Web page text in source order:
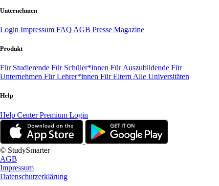
Unternehmen
Login Impressum FAQ AGB Presse Magazine
Produkt
Für Studierende Für Schüler*innen Für Auszubildende Für
Unternehmen Für Lehrer*innen Für Eltern Alle Universitäten
Help
Help CenterPremium Login
© StudySmarter
AGB
Impressum
Datenschutzerklärung